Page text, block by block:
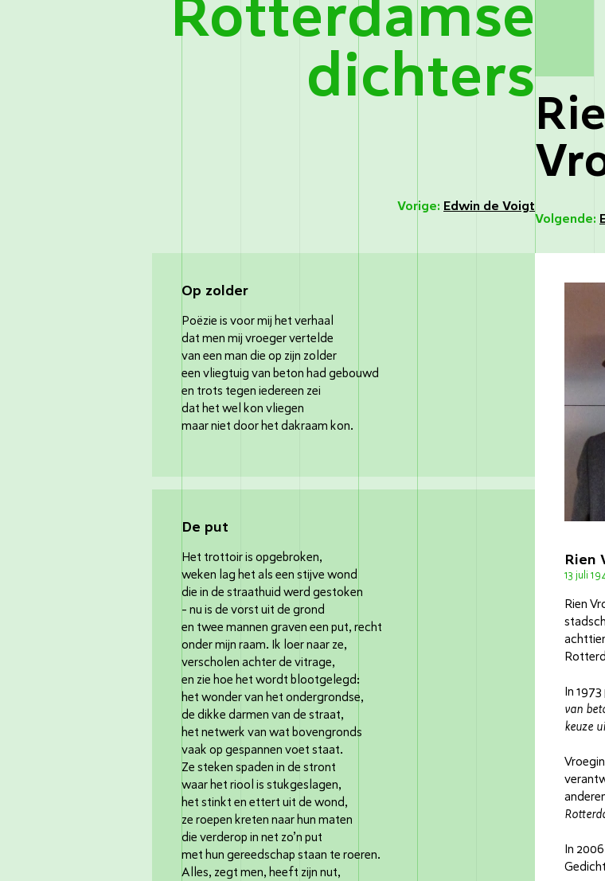
Rotterdamse
dichters
Vorige: Edwin de Voigt
Volgende:
Rien
13 juli
Rien
In
van
keuze
In
Op zolder
Poëzie is voor mij het verhaal
dat men mij vroeger vertelde
van een man die op zijn zolder
een vliegtuig van beton had gebouwd
en trots tegen iedereen zei
dat het wel kon vliegen
maar niet door het dakraam kon.
De put
Het trottoir is opgebroken,
weken lag het als een stijve wond
die in de straathuid werd gestoken
- nu is de vorst uit de grond
en twee mannen graven een put, recht
onder mijn raam. Ik loer naar ze,
verscholen achter de vitrage,
en zie hoe het wordt blootgelegd:
het wonder van het ondergrondse,
de dikke darmen van de straat,
het netwerk van wat bovengronds
vaak op gespannen voet staat.
Ze steken spaden in de stront
waar het riool is stukgeslagen,
het stinkt en ettert uit de wond,
ze roepen kreten naar hun maten
die verderop in net zo’n put
met hun gereedschap staan te roeren.
Alles, zegt men, heeft zijn nut,